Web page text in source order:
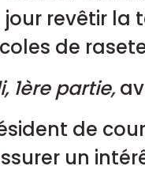
revêtir la
de
1ère partie,
de
un